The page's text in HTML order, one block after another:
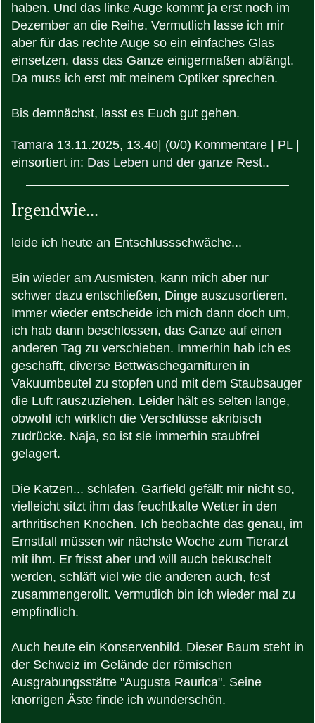
haben. Und das linke Auge kommt ja erst noch im
Dezember an die Reihe. Vermutlich lasse ich mir
aber für das rechte Auge so ein einfaches Glas
einsetzen, dass das Ganze einigermaßen abfängt.
Da muss ich erst mit meinem Optiker sprechen.
Bis demnächst, lasst es Euch gut gehen.
Tamara 13.11.2025, 13.40 (0/0) Kommentare PL|
einsortiert in: Das Leben und der ganze Rest..
Irgendwie...
leide ich heute an Entschlussschwäche...
Bin wieder am Ausmisten, kann mich aber nur
schwer dazu entschließen, Dinge auszusortieren.
Immer wieder entscheide ich mich dann doch um,
ich hab dann beschlossen, das Ganze auf einen
anderen Tag zu verschieben. Immerhin hab ich es
geschafft, diverse Bettwäschegarnituren in
Vakuumbeutel zu stopfen und mit dem Staubsauger
die Luft rauszuziehen. Leider hält es selten lange,
obwohl ich wirklich die Verschlüsse akribisch
zudrücke. Naja, so ist sie immerhin staubfrei
gelagert.
Die Katzen... schlafen. Garfield gefällt mir nicht so,
vielleicht sitzt ihm das feuchtkalte Wetter in den
arthritischen Knochen. Ich beobachte das genau, im
Ernstfall müssen wir nächste Woche zum Tierarzt
mit ihm. Er frisst aber und will auch bekuschelt
werden, schläft viel wie die anderen auch, fest
zusammengerollt. Vermutlich bin ich wieder mal zu
empfindlich.
Auch heute ein Konservenbild. Dieser Baum steht in
der Schweiz im Gelände der römischen
Ausgrabungsstätte "Augusta Raurica". Seine
knorrigen Äste finde ich wunderschön.